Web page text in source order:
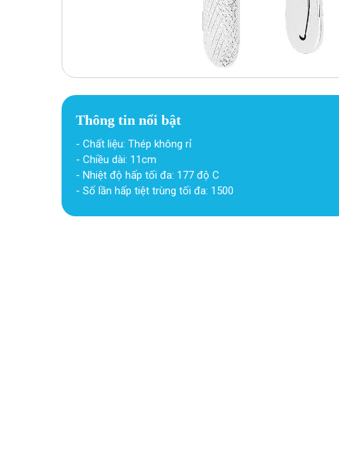
Thông tin nổi bật
- Chất liệu: Thép không rỉ
- Chiều dài: 11cm
- Nhiệt độ hấp tối đa: 177 độ C
- Số lần hấp tiệt trùng tối đa: 1500